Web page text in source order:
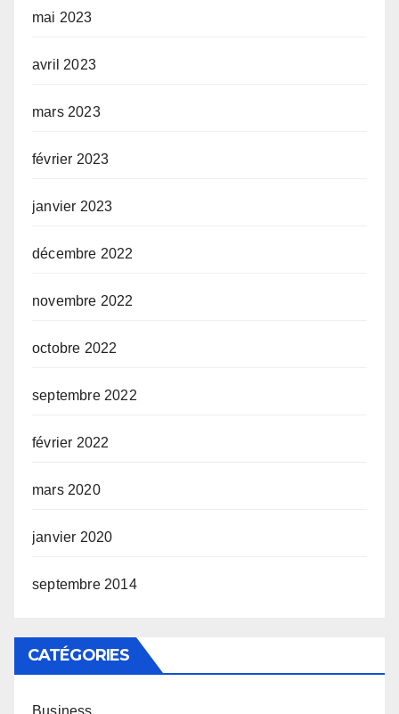
mai 2023
avril 2023
mars 2023
février 2023
janvier 2023
décembre 2022
novembre 2022
octobre 2022
septembre 2022
février 2022
mars 2020
janvier 2020
septembre 2014
CATÉGORIES